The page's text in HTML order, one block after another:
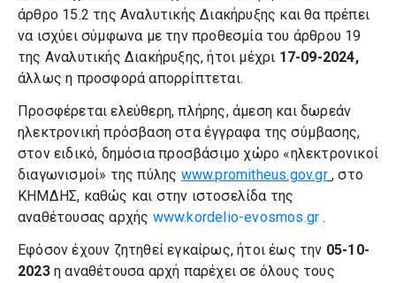
άρθρο 15.2 της Αναλυτικής Διακήρυξης και θα πρέπει
να ισχύει σύμφωνα με την προθεσμία του άρθρου 19
της Αναλυτικής Διακήρυξης, ήτοι μέχρι 17-09-2024,
άλλως η προσφορά απορρίπτεται.
Προσφέρεται ελεύθερη, πλήρης, άμεση και δωρεάν
ηλεκτρονική πρόσβαση στα έγγραφα της σύμβασης,
στον ειδικό, δημόσια προσβάσιμο χώρο «ηλεκτρονικοί
διαγωνισμοί» της πύλης www.promitheus.gov.gr , στο
ΚΗΜΔΗΣ, καθώς και στην ιστοσελίδα της
αναθέτουσας αρχής www.kordelio-evosmos.gr .
Εφόσον έχουν ζητηθεί εγκαίρως, ήτοι έως την 05-10-
2023η αναθέτουσα αρχή παρέχει σε όλους τους